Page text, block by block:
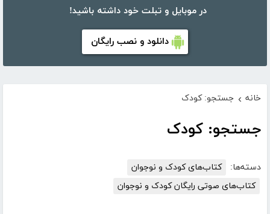
در موبایل و تبلت خود داشته باشید!
دانلود و نصب رایگان
خانه › جستجو: کودک
جستجو: کودک
دسته‌ها:
کتاب‌های کودک و نوجوان
کتاب‌های صوتی رایگان کودک و نوجوان